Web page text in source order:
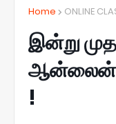
Home ONLINE
இன்று
ஆன்லைன்
!